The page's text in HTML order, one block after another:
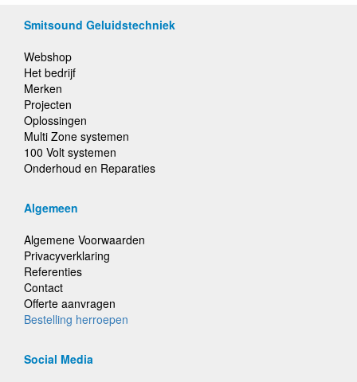
Smitsound Geluidstechniek
Webshop
Het bedrijf
Merken
Projecten
Oplossingen
Multi Zone systemen
100 Volt systemen
Onderhoud en Reparaties
Algemeen
Algemene Voorwaarden
Privacyverklaring
Referenties
Contact
Offerte aanvragen
Bestelling herroepen
Social Media